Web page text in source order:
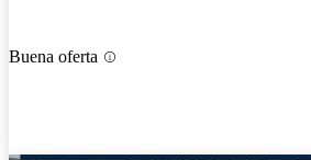
Buena oferta